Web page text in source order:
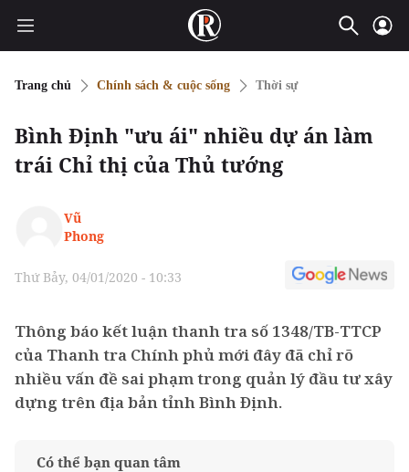
Trang chủ Chính sách & cuộc sống Thời sự
Bình Định "ưu ái" nhiều dự án làm
trái Chỉ thị của Thủ tướng
Vũ
Phong
Thứ Bảy, 04/01/2020 - 10:33
Thông báo kết luận thanh tra số 1348/TB-TTCP
của Thanh tra Chính phủ mới đây đã chỉ rõ
nhiều vấn đề sai phạm trong quản lý đầu tư xây
dựng trên địa bản tỉnh Bình Định.
Có thể bạn quan tâm